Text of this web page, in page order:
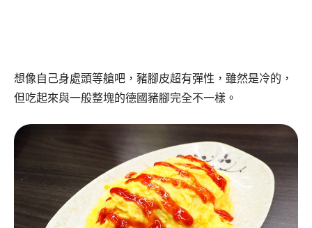
想像自己身處頭等艙吧，豬腳皮超有彈性，雖然是冷的，
但吃起來與一般整塊的德國豬腳完全不一樣。